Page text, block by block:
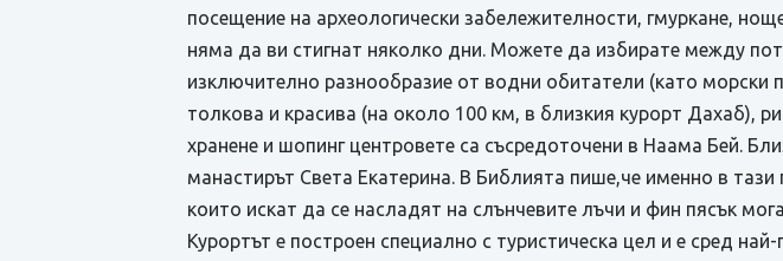
посещение на археологически забележителности, гмуркане,
няма да ви стигнат няколко дни. Можете да избирате между
изключително разнообразие от водни обитатели (като
толкова и красива (на около 100 км, в близкия курорт
хранене и шопинг центровете са съсредоточени в Наама Бей.
манастирът Света Екатерина. В Библията пише,че именно в
които искат да се насладят на слънчевите лъчи и фин пясък
Курортът е построен специално с туристическа цел и е сред